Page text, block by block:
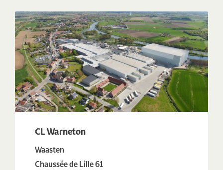
CL Warneton
Waasten
Chaussée de Lille 61